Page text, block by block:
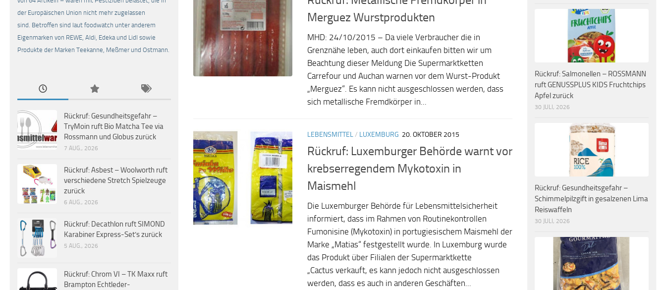
Merguez Wurstprodukten
MHD: 24/10/2015 – Da viele Verbraucher die in
Grenznähe leben, auch dort einkaufen bitten wir um
Beachtung dieser Meldung Die Supermarktketten
Carrefour und Auchan warnen vor dem Wurst-Produkt
„Merguez“. Es kann nicht ausgeschlossen werden, dass
sich metallische Fremdkörper in...
LEBENSMITTEL/ LUXEMBURG 20. OKTOBER 2015
Rückruf: Luxemburger Behörde warnt vor
krebserregendem Mykotoxin in
Maismehl
Die Luxemburger Behörde für Lebensmittelsicherheit
informiert, dass im Rahmen von Routinekontrollen
Fumonisine (Mykotoxin) in portugiesischem Maismehl der
Marke „Matias“ festgestellt wurde. In Luxemburg wurde
das Produkt über Filialen der Supermarktkette
„Cactus verkauft, es kann jedoch nicht ausgeschlossen
werden, dass es auch in anderen Geschäften...
der Europäischen Union nicht mehr zugelassen
sind. Betroffen sind laut foodwatch unter anderem
Eigenmarken von REWE, Aldi, Edeka und Lidl sowie
Produkte der Marken Teekanne, Meßmer und Ostmann.
Rückruf: Gesundheitsgefahr –
TryMoin ruft Bio Matcha Tee via
Rossmann und Globus zurück
7 AUG., 2026
Rückruf: Asbest – Woolworth ruft
verschiedene Stretch Spielzeuge
zurück
6 AUG., 2026
Rückruf: Decathlon ruft SIMOND
Karabiner Express-Set’s zurück
5 AUG., 2026
Rückruf: Chrom VI – TK Maxx ruft
Brampton Echtleder-
Rückruf: Salmonellen – ROSSMANN
ruft GENUSSPLUS KIDS Fruchtchips
Apfel zurück
30 JULI, 2026
Rückruf: Gesundheitsgefahr –
Schimmelpilzgift in gesalzenen Lima
Reiswaffeln
30 JULI, 2026